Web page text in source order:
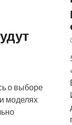
о выборе
моделях